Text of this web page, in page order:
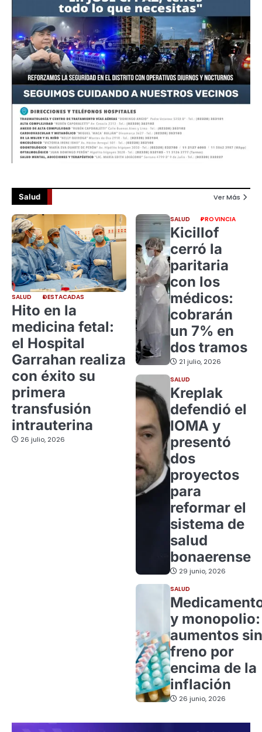
Salud Ver Más
SALUD DESTACADAS
Hito en la
medicina fetal:
el Hospital
Garrahan realiza
con éxito su
primera
transfusión
intrauterina
26 julio, 2026
SALUD PROVINCIA
Kicillof
cerró la
paritaria
con los
médicos:
cobrarán
un 7% en
dos tramos
21 julio, 2026
SALUD
Kreplak
defendió el
IOMA y
presentó
dos
proyectos
para
reformar el
sistema de
salud
bonaerense
29 junio, 2026
SALUD
y monopolio:
aumentos sin
freno por
encima de la
inflación
26 junio, 2026